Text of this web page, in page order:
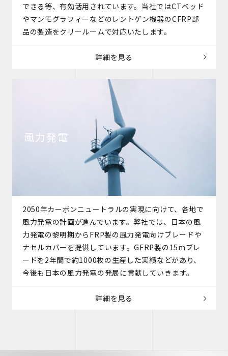
できる等、有効活用されています。当社ではCTベッド
やマンモグラフィーなどのレントゲン機器のCFRP部
品の製造をクリールームで対応いたします。
詳細を見る
風力発電
2050年カーボンニュートラルの実現に向けて、各地で
風力発電の計画が進んでいます。弊社では、日本の風
力発電の黎明期からFRP製の風力発電向けブレードや
ナセルカバーを提供しています。GFRP製の15mブレ
ードを2年間で約1000枚の生産した実績などがあり、
今後も日本の風力発電の発展に貢献していきます。
詳細を見る